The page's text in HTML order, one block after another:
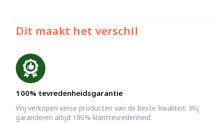
Dit maakt het verschil
100% tevredenheidsgarantie
Wij verkopen verse producten van de beste kwaliteit. Wij
garanderen altijd 100% klanttevredenheid.